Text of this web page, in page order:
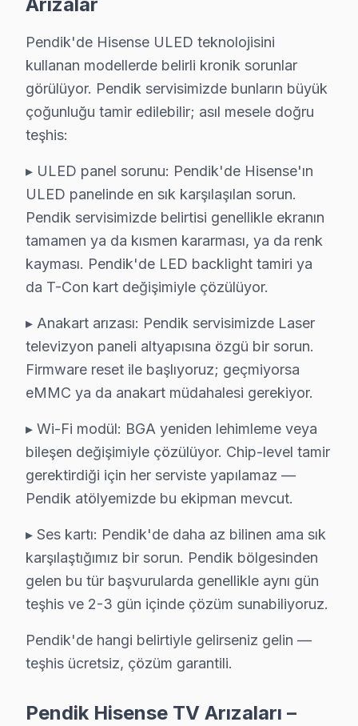
Pendik'deki Hisense teknik servis deneyimi,
Hisense ULED panel sürücü katmanında LVDS
Hisense Laser akıllı TV modellerindeki HDMI paraziti
11 yıllık Pendik servis arşivi, Hisense LED TV arıza
Güncel tablo şu: aylık 84 başvurunun %39'i ULED
Memnuniyet verisi yıllar içinde bir iyileşme hikayesi
Pendik'de Hisense görüntüleme sistemi arıza
İlkbahar dönemi (Mart-Mayıs): Görece sakin. bu TV
Yaz dönemi (Haziran-Ağustos): Sıcak havada
Sonbahar dönemi (Eylül-Kasım): Okul ve sezon
Pendik'de söz konusu model servis tercihinde
İkinci taahhüt — Garanti kapsamı: İşçilik 6 ay, orijinal
Beşinci taahhüt — Bölge eşitliği: Sabiha Gökçen
Anadolu Yakası'nda yer alan Pendik'nin servis
Pendik'nin karma yapılaşmalı ağırlıklı konut yapısı
Komşu ilçelerle karşılaştırıldığında Pendik'nin
Neden Pendik'de Hisense teknik desteği
Pendik Hisense TV Ekran Anakart Profesyonel Servis ve Tamir
• Pendik'de 25+ sertifikalı teknisyen Hisense panel
• Pendik'de sadece orijinal parça kullanıyoruz. gizli
• Profesyonel teşhis ekipmanımızla (osiloskop, ESR
Hisense Servisi: Pendik Yerel Bilgi
Arızalar
Pendik'de Hisense ULED teknolojisini
kullanan modellerde belirli kronik sorunlar
görülüyor. Pendik servisimizde bunların büyük
çoğunluğu tamir edilebilir; asıl mesele doğru
teşhis:
▸ ULED panel sorunu: Pendik'de Hisense'ın
ULED panelinde en sık karşılaşılan sorun.
Pendik servisimizde belirtisi genellikle ekranın
tamamen ya da kısmen kararması, ya da renk
kayması. Pendik'de LED backlight tamiri ya
da T-Con kart değişimiyle çözülüyor.
▸ Anakart arızası: Pendik servisimizde Laser
televizyon paneli altyapısına özgü bir sorun.
Firmware reset ile başlıyoruz; geçmiyorsa
eMMC ya da anakart müdahalesi gerekiyor.
▸ Wi-Fi modül: BGA yeniden lehimleme veya
bileşen değişimiyle çözülüyor. Chip-level tamir
gerektirdiği için her serviste yapılamaz —
Pendik atölyemizde bu ekipman mevcut.
▸ Ses kartı: Pendik'de daha az bilinen ama sık
karşılaştığımız bir sorun. Pendik bölgesinden
gelen bu tür başvurularda genellikle aynı gün
teşhis ve 2-3 gün içinde çözüm sunabiliyoruz.
Pendik'de hangi belirtiyle gelirseniz gelin —
teşhis ücretsiz, çözüm garantili.
Pendik Hisense TV Arızaları –